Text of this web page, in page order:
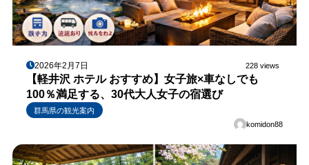
2026年2月7日 228 views
【軽井沢 ホテル おすすめ】女子旅×車なしでも
100％満足する、30代大人女子の宿選び
群馬県の観光案内
komidon88